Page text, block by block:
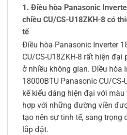
1. Điều hòa Panasonic
chiều CU/CS-U18ZKH-8 có
tế
Điều hòa Panasonic Inverter
CU/CS-U18ZKH-8 rất hiện
ở nhiều không gian. Điều hòa
18000BTU Panasonic CU/CS-
kế kiểu dáng hiện đại với
hợp với những đường viền
tạo nên sự tinh tế, sang trọng
lắp đặt.